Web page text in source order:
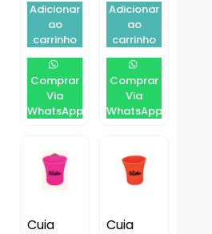
Adicionar
ao
carrinho
Comprar
Via
WhatsApp
Adicionar
ao
carrinho
Comprar
Via
WhatsApp
Cuia
Cuia